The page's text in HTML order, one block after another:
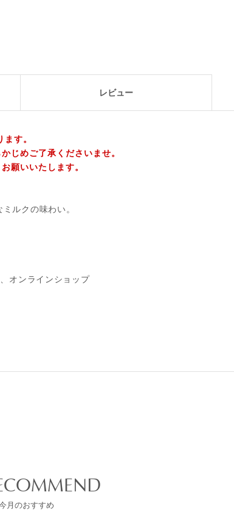
レビュー
す。
じめご了承くださいませ。
願いいたします。
ルクの味わい。
オンラインショップ
月のおすすめ